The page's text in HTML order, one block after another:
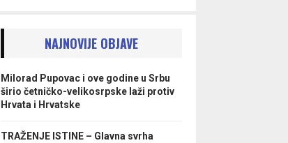
NAJNOVIJE OBJAVE
Milorad Pupovac i ove godine u Srbu
širio četničko-velikosrpske laži protiv
Hrvata i Hrvatske
TRAŽENJE ISTINE – Glavna svrha